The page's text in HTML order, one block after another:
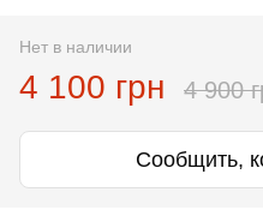
Нет в наличии
4 100 грн 4 900
Сообщить,